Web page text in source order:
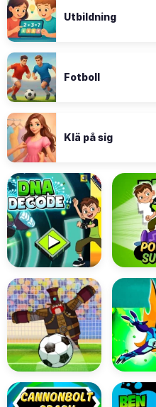
Utbildning
Fotboll
Klä på sig